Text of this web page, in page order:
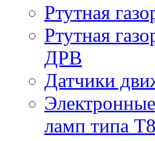
Ртутная
Ртутная
ДРВ
Датчики
ламп типа